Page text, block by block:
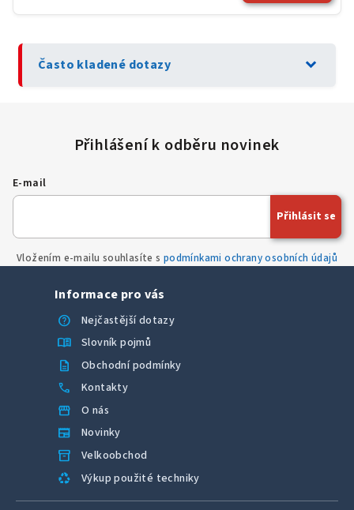
z
5
Často kladené dotazy expand_more
E-mail
Vložením e-mailu souhlasíte s podmínkami ochrany osobních údajů
Přihlásit se
Informace pro vás
help
Nejčastější dotazy
menu_book Slovník pojmů
description Obchodní podmínky
call Kontakty
storefront O nás
newspaper Novinky
inventory_2 Velkoobchod
recycling Výkup použité techniky